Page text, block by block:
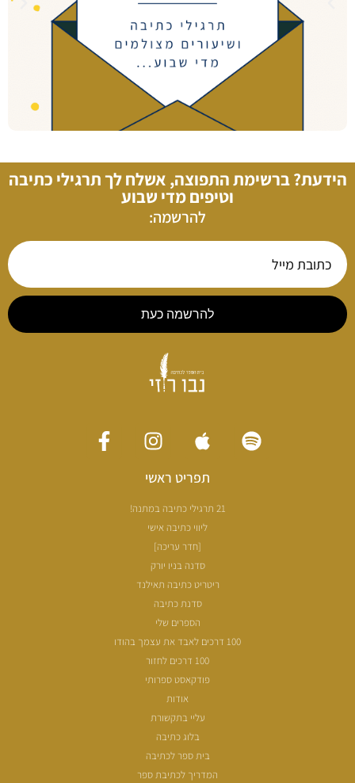
הידעת? ברשימת התפוצה, אשלח לך תרגילי כתיבה
וטיפים מדי שבוע
להרשמה:
להרשמה כעת
תפריט ראשי
21 תרגילי כתיבה במתנה!
ליווי כתיבה אישי
[חדר עריכה]
סדנה בניו יורק
ריטריט כתיבה תאילנד
סדנת כתיבה
הספרים שלי
100 דרכים לאבד את עצמך בהודו
100 דרכים לחזור
פודקאסט ספרותי
אודות
עליי בתקשורת
בלוג כתיבה
בית ספר לכתיבה
המדריך לכתיבת ספר